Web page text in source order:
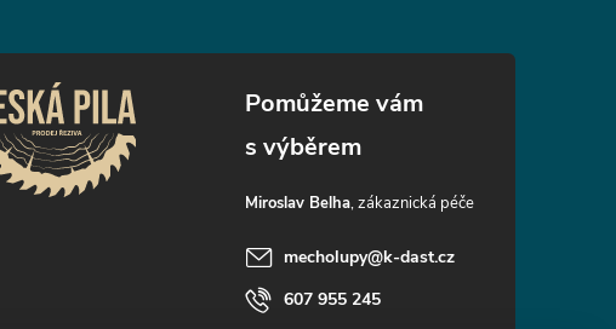
Miroslav Belha
mecholupy@k-dast.cz
607 955 245